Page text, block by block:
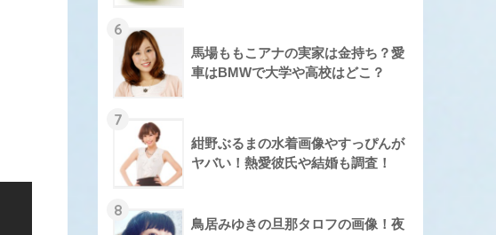
6
馬場ももこアナの実家は金持ち？愛
車はBMWで大学や高校はどこ？
7
紺野ぶるまの水着画像やすっぴんが
ヤバい！熱愛彼氏や結婚も調査！
8
鳥居みゆきの旦那タロフの画像！夜